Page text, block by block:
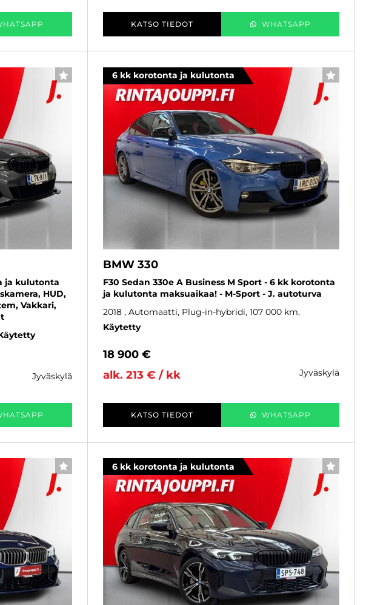
KATSO TIEDOT WHATSAPP
SUOSIKKI
ja kulutonta
HUD,
Vakkari,
jyväskylä
6 kk korotonta ja kulutonta SUOSIKKI
BMW 330
F30 Sedan 330e A Business M Sport - 6 kk korotonta
ja kulutonta maksuaikaa! - M-Sport - J. autoturva
2018 , Automaatti, Plug-in-hybridi, 107 000 km
Käytetty
18 900 €
alk. 213 € / kk
jyväskylä
KATSO TIEDOT WHATSAPP
SUOSIKKI 6 kk korotonta ja kulutonta SUOSIKKI